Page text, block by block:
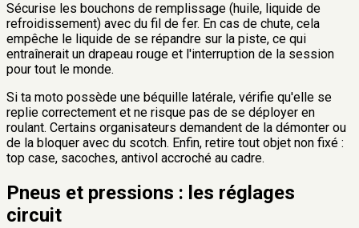
Sécurise les bouchons de remplissage (huile, liquide de
refroidissement) avec du fil de fer. En cas de chute, cela
empêche le liquide de se répandre sur la piste, ce qui
entraînerait un drapeau rouge et l'interruption de la session
pour tout le monde.
Si ta moto possède une béquille latérale, vérifie qu'elle se
replie correctement et ne risque pas de se déployer en
roulant. Certains organisateurs demandent de la démonter ou
de la bloquer avec du scotch. Enfin, retire tout objet non fixé :
top case, sacoches, antivol accroché au cadre.
Pneus et pressions : les réglages
circuit